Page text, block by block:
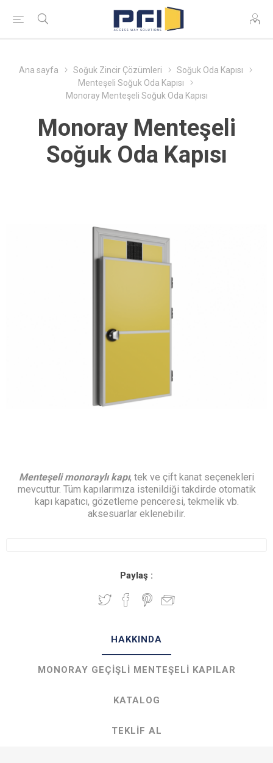
Ana sayfa Soğuk Zincir Çözümleri
Soğuk Oda Kapısı
Menteşeli Soğuk Oda Kapısı
Monoray Menteşeli Soğuk Oda Kapısı
Monoray Menteşeli
Soğuk Oda Kapısı
Menteşeli monoraylı kapı, tek ve çift kanat seçenekleri
mevcuttur. Tüm kapılarımıza istenildiği takdirde otomatik
kapı kapatıcı, gözetleme penceresi, tekmelik vb.
aksesuarlar eklenebilir.
Paylaş :
HAKKINDA
MONORAY GEÇIŞLI MENTEŞELI KAPILAR
KATALOG
TEKLIF AL